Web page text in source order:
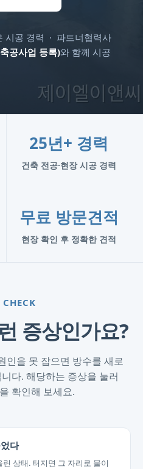
시공 경력 · 파트너협력사
공사업 등록)와 함께 시공
25년+ 경력
건축 전공·현장 시공 경력
무료 방문견적
현장 확인 후 정확한 견적
CHECK
증상인가요?
인을 못 잡으면 방수를 새로
다. 해당하는 증상을 눌러
확인해 보세요.
다
상태. 터지면 그 자리로 물이